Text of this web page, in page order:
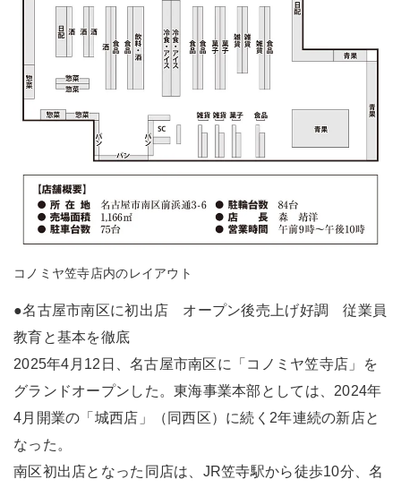
コノミヤ笠寺店内のレイアウト
●名古屋市南区に初出店 オープン後売上げ好調 従業員
教育と基本を徹底
2025年4月12日、名古屋市南区に「コノミヤ笠寺店」を
グランドオープンした。東海事業本部としては、2024年
4月開業の「城西店」（同西区）に続く2年連続の新店と
なった。
南区初出店となった同店は、JR笠寺駅から徒歩10分、名